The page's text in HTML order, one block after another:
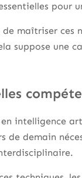
pour
maîtriser ces
suppose une
intelligence
de demain